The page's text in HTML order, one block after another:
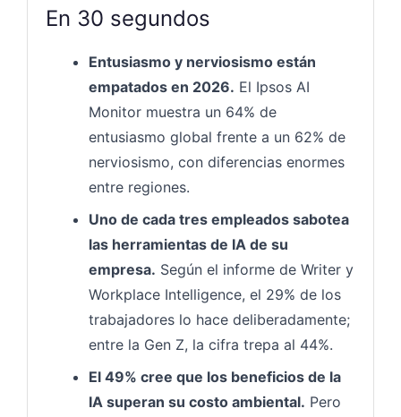
En 30 segundos
Entusiasmo y nerviosismo están
empatados en 2026. El Ipsos AI
Monitor muestra un 64% de
entusiasmo global frente a un 62% de
nerviosismo, con diferencias enormes
entre regiones.
Uno de cada tres empleados sabotea
las herramientas de IA de su
empresa. Según el informe de Writer y
Workplace Intelligence, el 29% de los
trabajadores lo hace deliberadamente;
entre la Gen Z, la cifra trepa al 44%.
El 49% cree que los beneficios de la
IA superan su costo ambiental. Pero